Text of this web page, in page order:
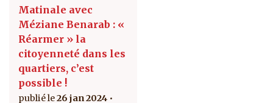
Matinale avec
Méziane Benarab : «
Réarmer » la
citoyenneté dans les
quartiers, c’est
possible !
26 jan 2024